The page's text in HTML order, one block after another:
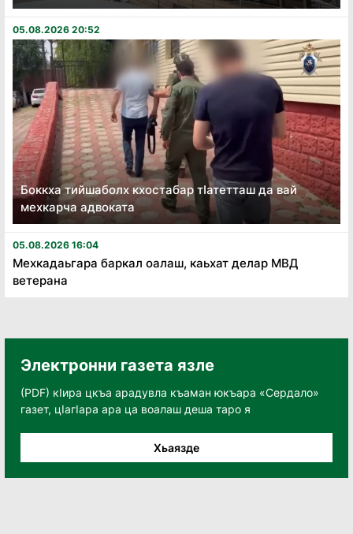
05.08.2026 20:52
Боккха тийшаболх кхостабар тӏатетташ да вай
мехкарча адвоката
05.08.2026 16:04
Мехкадаьгара баркал оалаш, каьхат делар МВД
ветерана
Электронни газета язле
(PDF) кӀира цкъа арадувла къаман юкъара «Сердало»
газет, цӀагӀара ара ца воалаш деша таро я
Хьаязде